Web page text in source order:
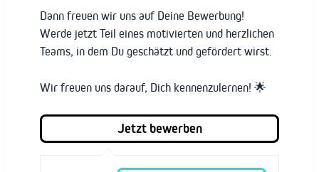
Dann freuen wir uns auf Deine Bewerbung!
Werde jetzt Teil eines motivierten und herzlichen
Teams, in dem Du geschätzt und gefördert wirst.
Wir freuen uns darauf, Dich kennenzulernen! 🌟